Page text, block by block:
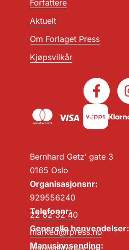
Bernhard Getz’ gate 3
0165 Oslo
Organisasjonsnr:
929556240
Telefonnr:
22 82 32 40
Generelle henvendelser:
marked@fpress.no
Manusinnsending:
Forfattere
Aktuelt
Om Forlaget Press
Kjøpsvilkår